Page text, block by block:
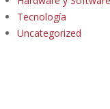
Tecnología
Uncategorized